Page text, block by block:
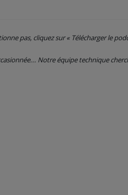
pas, cliquez sur « Télécharger le
Notre équipe technique